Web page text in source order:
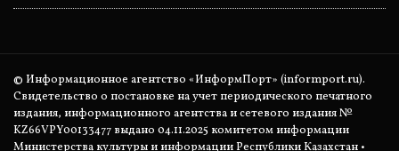
© Информационное агентство «ИнформПорт» (informport.ru).
Свидетельство о постановке на учет периодического печатного
издания, информационного агентства и сетевого издания №
KZ66VPY00133477 выдано 04.11.2025 комитетом информации